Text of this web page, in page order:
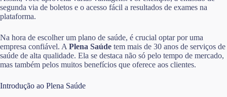
segunda via de boletos e o acesso fácil a resultados de exames na
plataforma.
Na hora de escolher um plano de saúde, é crucial optar por uma
empresa confiável. A Plena Saúde tem mais de 30 anos de serviços de
saúde de alta qualidade. Ela se destaca não só pelo tempo de mercado,
mas também pelos muitos benefícios que oferece aos clientes.
Introdução ao Plena Saúde